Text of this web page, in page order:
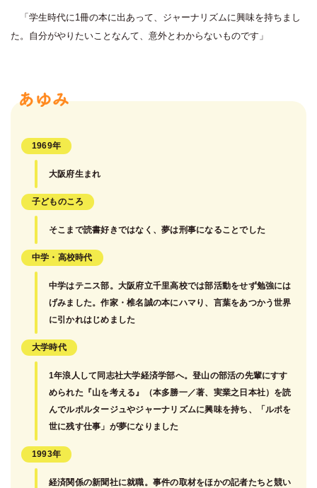
「学生時代に1冊の本に出あって、ジャーナリズムに興味を持ちまし
た。自分がやりたいことなんて、意外とわからないものです」
1969年
大阪府生まれ
子どものころ
そこまで読書好きではなく、夢は刑事になることでした
中学・高校時代
中学はテニス部。大阪府立千里高校では部活動をせず勉強には
げみました。作家・椎名誠の本にハマり、言葉をあつかう世界
に引かれはじめました
大学時代
1年浪人して同志社大学経済学部へ。登山の部活の先輩にすす
められた『山を考える』（本多勝一／著、実業之日本社）を読
んでルポルタージュやジャーナリズムに興味を持ち、「ルポを
世に残す仕事」が夢になりました
1993年
経済関係の新聞社に就職。事件の取材をほかの記者たちと競い